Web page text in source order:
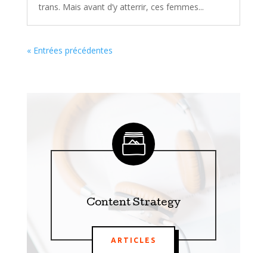
trans. Mais avant d’y atterrir, ces femmes...
« Entrées précédentes
Content Strategy
ARTICLES